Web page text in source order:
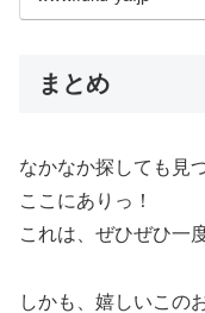
まとめ
なかなか探しても見
ここにありっ！
これは、ぜひぜひ一
しかも、嬉しいこの